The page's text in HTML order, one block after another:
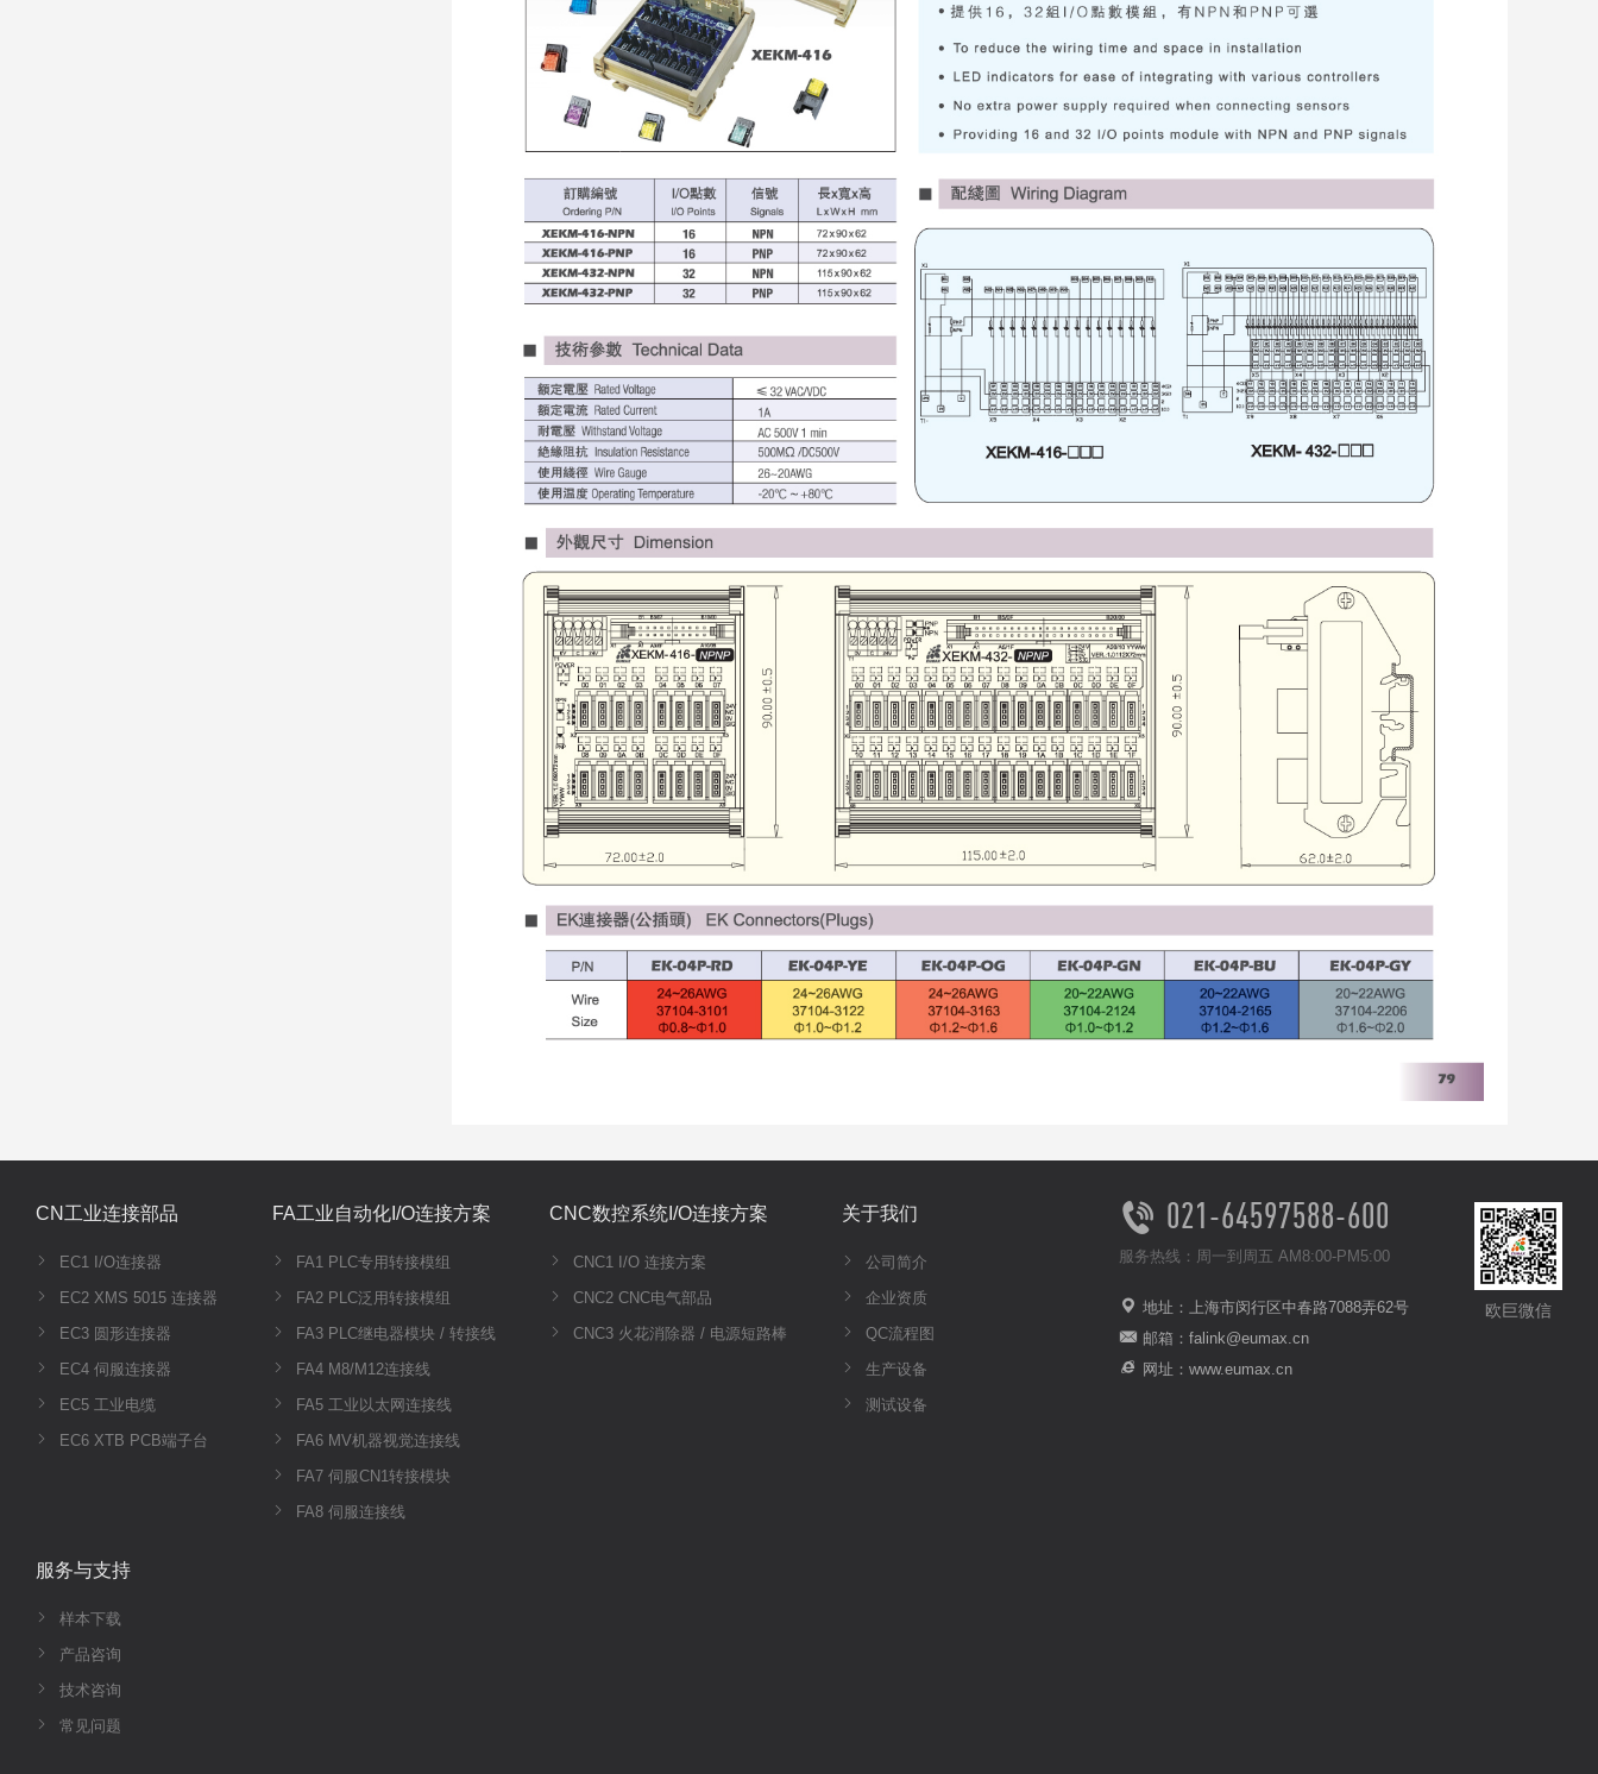
CN工业连接部品
EC1 I/O连接器
EC2 XMS 5015 连接器
EC3 圆形连接器
EC4 伺服连接器
EC5 工业电缆
EC6 XTB PCB端子台
FA工业自动化I/O连接方案
FA1 PLC专用转接模组
FA2 PLC泛用转接模组
FA3 PLC继电器模块 / 转接线
FA4 M8/M12连接线
FA5 工业以太网连接线
FA6 MV机器视觉连接线
FA7 伺服CN1转接模块
FA8 伺服连接线
CNC数控系统I/O连接方案
CNC1 I/O 连接方案
CNC2 CNC电气部品
CNC3 火花消除器 / 电源短路棒
关于我们
公司简介
企业资质
QC流程图
生产设备
测试设备
服务与支持
样本下载
产品咨询
技术咨询
常见问题
021-64597588-600
服务热线：周一到周五 AM8:00-PM5:00
地址：上海市闵行区中春路7088弄62号
邮箱：falink@eumax.cn
网址：www.eumax.cn
欧巨微信